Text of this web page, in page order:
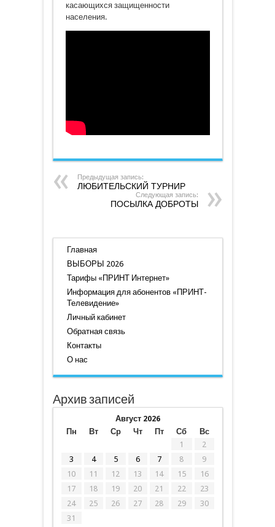
касающихся защищенности
населения.
Предыдущая запись:
ЛЮБИТЕЛЬСКИЙ ТУРНИР
Следующая запись:
ПОСЫЛКА ДОБРОТЫ
Главная
ВЫБОРЫ 2026
Тарифы «ПРИНТ Интернет»
Информация для абонентов «ПРИНТ-
Телевидение»
Личный кабинет
Обратная связь
Контакты
О нас
Архив записей
Август 2026
Пн
Вт Ср Чт Пт Сб
Вс
1
2
3
4 5 6 7 8
9
10
11 12 13 14 15
16
17
18 19 20 21 22
23
24
25 26 27 28 29
30
31